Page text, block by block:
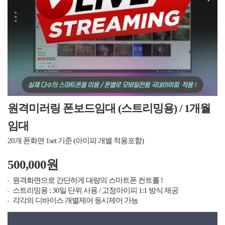
원격미러링 폰보드임대 (스트리밍용) / 1개월
임대
20개 폰화면 1set 기준 (아이피 개별 적용포함)
500,000원
원격화면으로 간단하게 대량의 스마트폰 컨트롤 !
스트리밍용 : 30일 단위 사용 / 고정아이피 1:1 방식 제공
각각의 디바이스 개별제어 동시제어 가능